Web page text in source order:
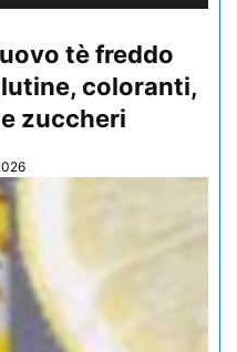
tè freddo
coloranti,
zuccheri